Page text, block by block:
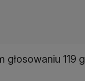
głosowaniu